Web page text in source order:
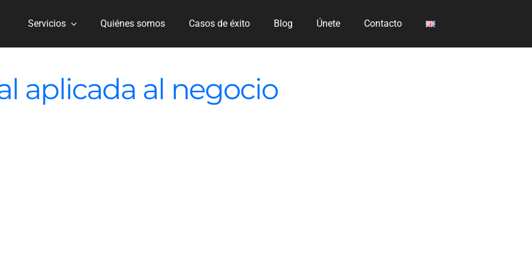
Servicios Quiénes somos Casos de éxito Blog Únete Contacto
aplicada al negocio